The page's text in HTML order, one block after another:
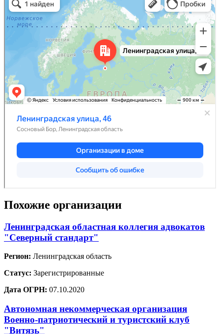
Похожие организации
Ленинградская областная коллегия адвокатов
"Северный стандарт"
Регион: Ленинградская область
Статус: Зарегистрированные
Дата ОГРН: 07.10.2020
Автономная некоммерческая организация
Военно-патриотический и туристский клуб
"Витязь"